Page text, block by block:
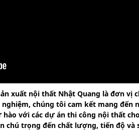
xuất nội thất Nhật Quang là đơn
chúng tôi cam kết mang
hào với các dự án thi công nội thất
chú trọng đến chất lượng, tiến độ